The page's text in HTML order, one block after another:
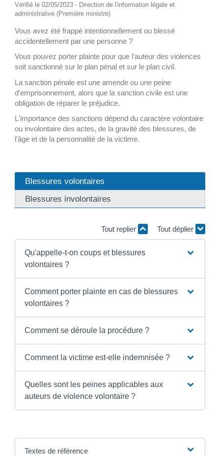
Vérifié le 02/05/2023 - Direction de l'information légale et
administrative (Première ministre)
Vous avez été frappé intentionnellement ou blessé
accidentellement par une personne ?
Vous pouvez porter plainte pour que l'auteur des violences
soit sanctionné sur le plan pénal et sur le plan civil.
La sanction pénale est une amende ou une peine
d'emprisonnement, alors que la sanction civile est une
obligation de réparer le préjudice.
L'importance des sanctions dépend du caractère volontaire
ou involontaire des actes, de la gravité des blessures, de
l'âge et de la personnalité de la victime.
Blessures volontaires
Blessures involontaires
Tout replier Tout déplier
Qu'appelle-t-on coups et blessures
volontaires ?
Comment porter plainte en cas de blessures
volontaires ?
Comment se déroule la procédure ?
Comment la victime est-elle indemnisée ?
Quelles sont les peines applicables aux
auteurs de violence volontaire ?
Textes de référence